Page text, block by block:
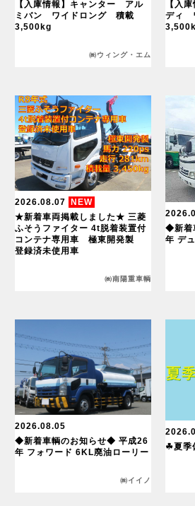
【入庫情報】キャンター アル
ミバン ワイドロング 積載
3,500kg
㈱ウィング・エム
【入
ディ
2026.08.07 NEW
★新着車両掲載しました★ 三菱
ふそうファイター 4t脱着装置付
コンテナ専用車 極東開発製
登録済未使用車
㈱南陽重車輌
◆新着
年 デ
2026.08.05
◆新着車輌のお知らせ◆ 平成26
年 フォワード 6KL廃油ローリー
㈱イイノ
☘夏季